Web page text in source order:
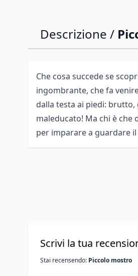
Descrizione /
Che cosa succede se
ingombrante, che fa
dalla testa ai piedi: brutto,
maleducato! Ma chi è
per imparare a guardare
Scrivi la tua
Stai recensendo: Piccolo mostro